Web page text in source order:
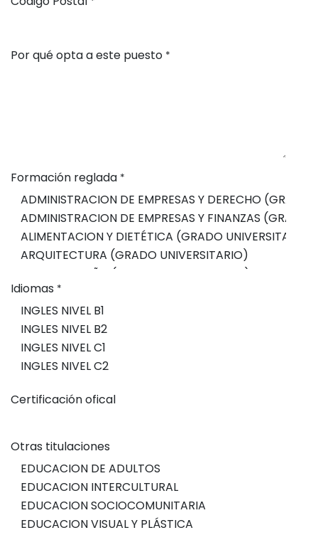
Por qué opta a este puesto *
Formación reglada *
Idiomas *
Certificación ofical
Otras titulaciones